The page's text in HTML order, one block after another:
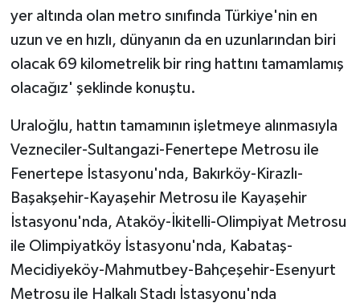
yer altında olan metro sınıfında Türkiye'nin en
uzun ve en hızlı, dünyanın da en uzunlarından biri
olacak 69 kilometrelik bir ring hattını tamamlamış
olacağız' şeklinde konuştu.
Uraloğlu, hattın tamamının işletmeye alınmasıyla
Vezneciler-Sultangazi-Fenertepe Metrosu ile
Fenertepe İstasyonu'nda, Bakırköy-Kirazlı-
Başakşehir-Kayaşehir Metrosu ile Kayaşehir
İstasyonu'nda, Ataköy-İkitelli-Olimpiyat Metrosu
ile Olimpiyatköy İstasyonu'nda, Kabataş-
Mecidiyeköy-Mahmutbey-Bahçeşehir-Esenyurt
Metrosu ile Halkalı Stadı İstasyonu'nda